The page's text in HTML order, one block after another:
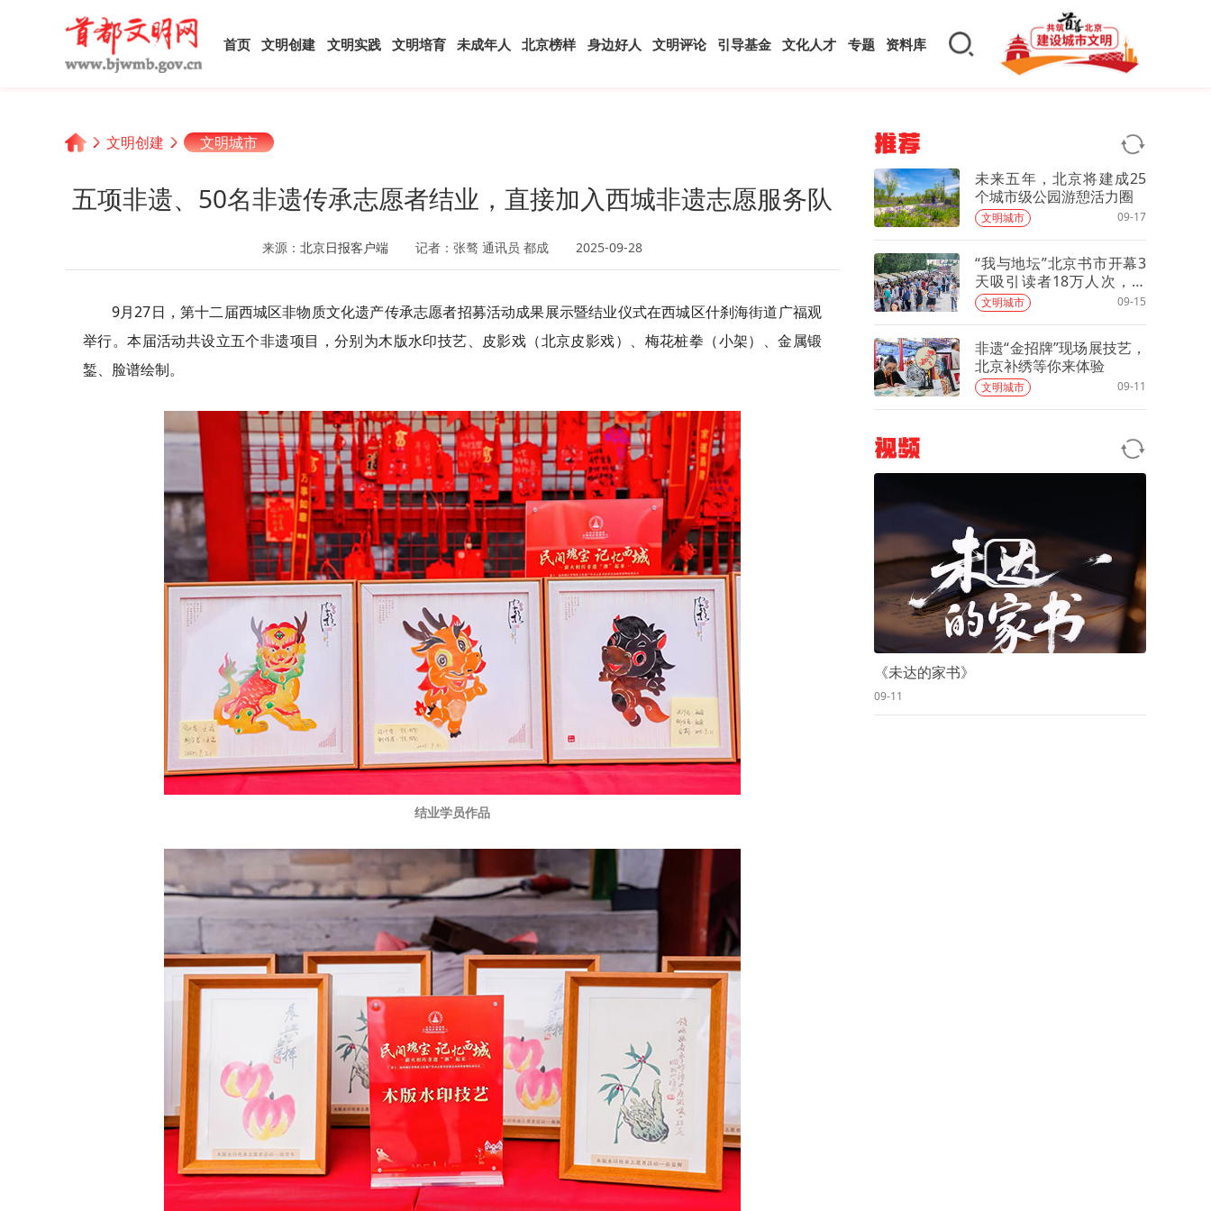
首页 文明创建 文明实践 文明培育 未成年人 北京榜样 身边好人 文明评论 引导基金 文化人才 专题 资料库
文明创建 文明城市
五项非遗、50名非遗传承志愿者结业，直接加入西城非遗志愿服务队
来源： 北京日报客户端 记者：张骜 通讯员 都成 2025-09-28
9月27日，第十二届西城区非物质文化遗产传承志愿者招募活动成果展示暨结业仪式在西城区什刹海街道广福观
举行。本届活动共设立五个非遗项目，分别为木版水印技艺、皮影戏（北京皮影戏）、梅花桩拳（小架）、金属锻
錾、脸谱绘制。
结业学员作品
推荐
未来五年，北京将建成25
个城市级公园游憩活力圈
文明城市 09-17
“我与地坛”北京书市开幕3
天吸引读者18万人次，众
多爆款文创产品又火了
文明城市 09-15
非遗“金招牌”现场展技艺，
北京补绣等你来体验
文明城市 09-11
视频
《未达的家书》
09-11